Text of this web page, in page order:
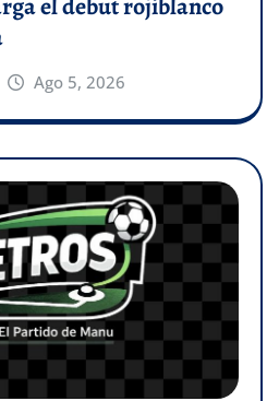
Ago 5, 2026